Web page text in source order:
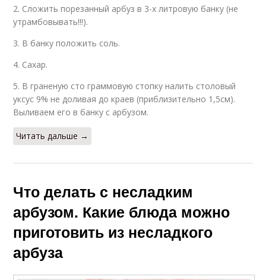
2. Сложить порезанный арбуз в 3-х литровую банку (не
утрамбовывать!!!).
3. В банку положить соль.
4. Сахар.
5. В граненую сто граммовую стопку налить столовый
уксус 9% не доливая до краев (приблизительно 1,5см).
Выливаем его в банку с арбузом.
Читать дальше →
Что делать с несладким
арбузом. Какие блюда можно
приготовить из несладкого
арбуза